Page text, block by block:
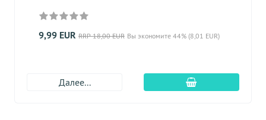
9,99 EUR RRP 18,00 EUR Вы экономите 44% (8,01 EUR)
Далее... Добавить в